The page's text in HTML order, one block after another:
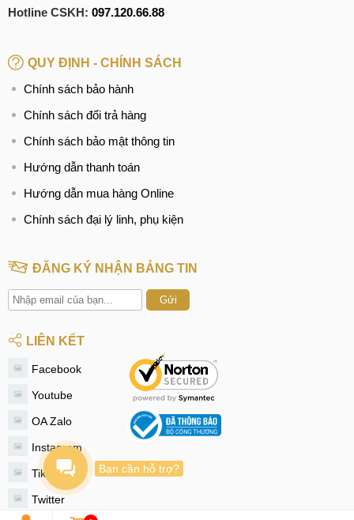
Hotline CSKH: 097.120.66.88
QUY ĐỊNH - CHÍNH SÁCH
Chính sách bảo hành
Chính sách đổi trả hàng
Chính sách bảo mật thông tin
Hướng dẫn thanh toán
Hướng dẫn mua hàng Online
Chính sách đại lý linh, phụ kiện
ĐĂNG KÝ NHẬN BẢNG TIN
Gửi
LIÊN KẾT
Facebook
Youtube
OA Zalo
Instagram
Tiktok
Twitter
Bạn cần hỗ trợ?